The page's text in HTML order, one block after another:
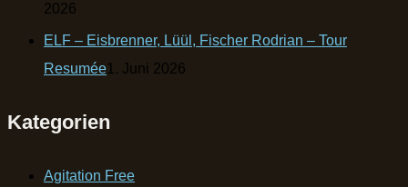
2026
ELF – Eisbrenner, Lüül, Fischer Rodrian – Tour
Resumée1. Juni 2026
Kategorien
Agitation Free